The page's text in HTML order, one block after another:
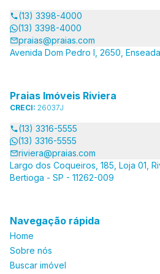
(13) 3398-4000
(13) 3398-4000
praias@praias.com
Avenida Dom Pedro I, 2650,
Praias Imóveis Riviera
CRECI: 26037J
(13) 3316-5555
(13) 3316-5555
riviera@praias.com
Largo dos Coqueiros, 185, Loja 01,
Bertioga - SP - 11262-009
Navegação rápida
Home
Sobre nós
Buscar imóvel